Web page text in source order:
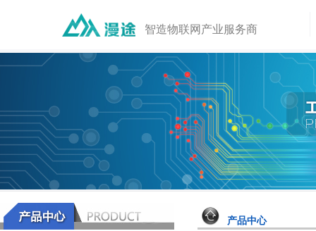
智造物联网产业服务商
产品中心